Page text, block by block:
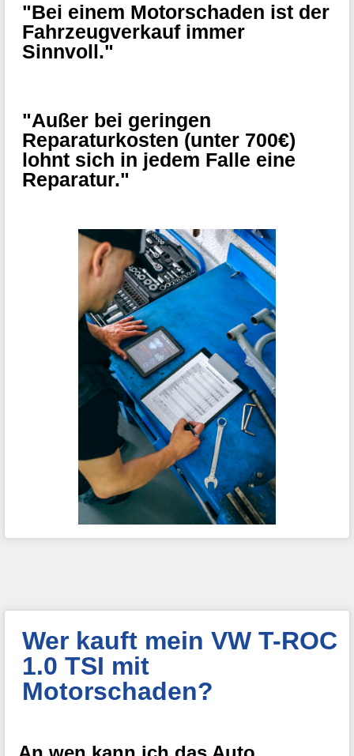
"Bei einem Motorschaden ist der
Fahrzeugverkauf immer
Sinnvoll."
"Außer bei geringen
Reparaturkosten (unter 700€)
lohnt sich in jedem Falle eine
Reparatur."
Wer kauft mein VW T-ROC
1.0 TSI mit
Motorschaden?